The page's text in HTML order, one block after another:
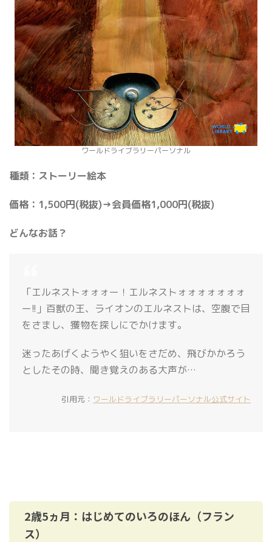
ワールドライブラリーパーソナル
種類：ストーリー絵本
価格：1,500円(税抜)→会員価格1,000円(税抜)
どんなお話？
「エルネストォォォー！エルネストォォォォォォォ
ー!!」百獣の王、ライオンのエルネストは、空腹で目
をさまし、獲物を探しにでかけます。
迷ったあげくようやく狙いをさだめ、飛びかかろう
としたその時、聞き覚えのある大声が…
引用元： ワールドライブラリーパーソナル公式サイト
2歳5ヵ月：はじめてのいろのほん（フラン
ス）